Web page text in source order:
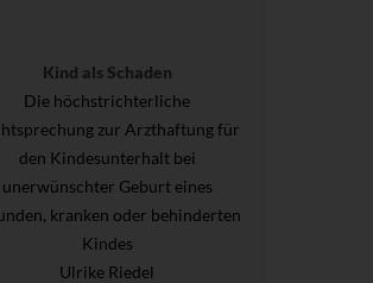
Kind als Schaden
Die höchstrichterliche
zur Arzthaftung für
den Kindesunterhalt bei
unerwünschter Geburt eines
kranken oder behinderten
Kindes
Ulrike Riedel